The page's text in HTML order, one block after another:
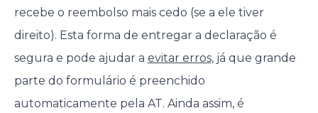
recebe o reembolso mais cedo (se a ele tiver
direito). Esta forma de entregar a declaração é
segura e pode ajudar a evitar erros, já que grande
parte do formulário é preenchido
automaticamente pela AT. Ainda assim, é